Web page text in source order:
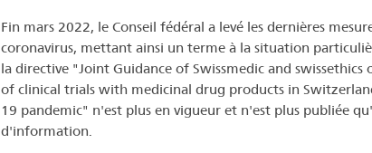
Fin mars 2022, le Conseil fédéral a levé les dernières
coronavirus, mettant ainsi un terme à la situation
la directive "Joint Guidance of Swissmedic and swissethics
of clinical trials with medicinal drug products in
19 pandemic" n'est plus en vigueur et n'est plus publiée
d'information.